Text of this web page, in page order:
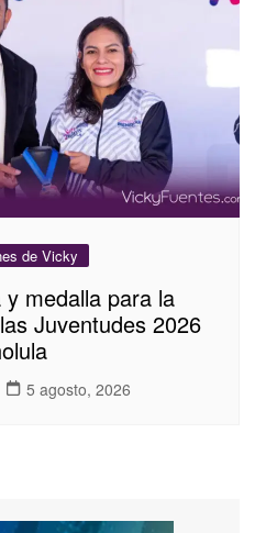
de Vicky
medalla para la
Juventudes 2026
5 agosto, 2026